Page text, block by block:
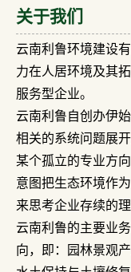
关于我们
云南利鲁环境建设
力在人居环境及其
服务型企业。
云南利鲁自创办伊
相关的系统问题展开
某个孤立的专业方
意图把生态环境作
来思考企业存续的理
云南利鲁的主要业
向，即：园林景观